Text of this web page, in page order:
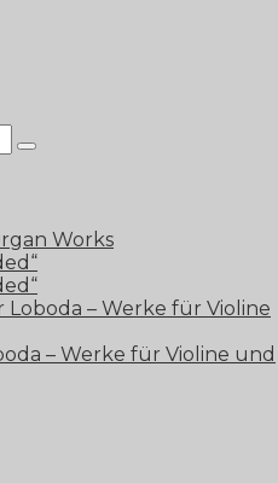
Type
Works
– Werke für Violine
– Werke für Violine und